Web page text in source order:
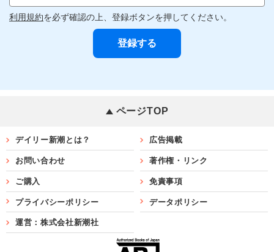
利用規約を必ず確認の上、登録ボタンを押してください。
ページTOP
デイリー新潮とは？ 広告掲載
お問い合わせ 著作権・リンク
ご購入 免責事項
プライバシーポリシー データポリシー
運営：株式会社新潮社